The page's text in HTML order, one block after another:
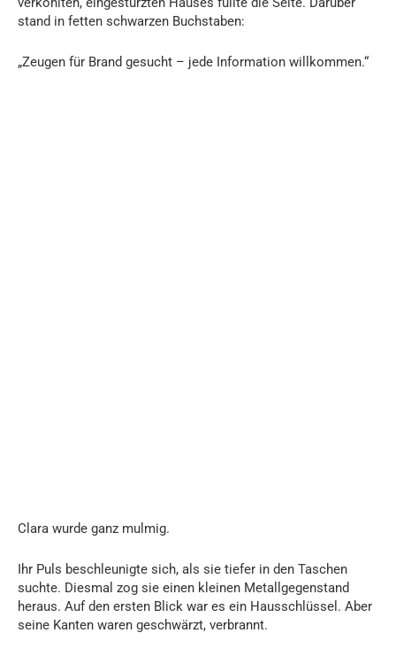
stand in fetten schwarzen Buchstaben:
„Zeugen für Brand gesucht – jede Information willkommen.“
Clara wurde ganz mulmig.
Ihr Puls beschleunigte sich, als sie tiefer in den Taschen
suchte. Diesmal zog sie einen kleinen Metallgegenstand
heraus. Auf den ersten Blick war es ein Hausschlüssel. Aber
seine Kanten waren geschwärzt, verbrannt.